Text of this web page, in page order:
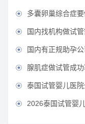
 多囊卵巢综合症要
 国内找机构做试
 国内有正规助孕
 腺肌症做试管成功
 泰国试管婴儿医
 2026泰国试管婴